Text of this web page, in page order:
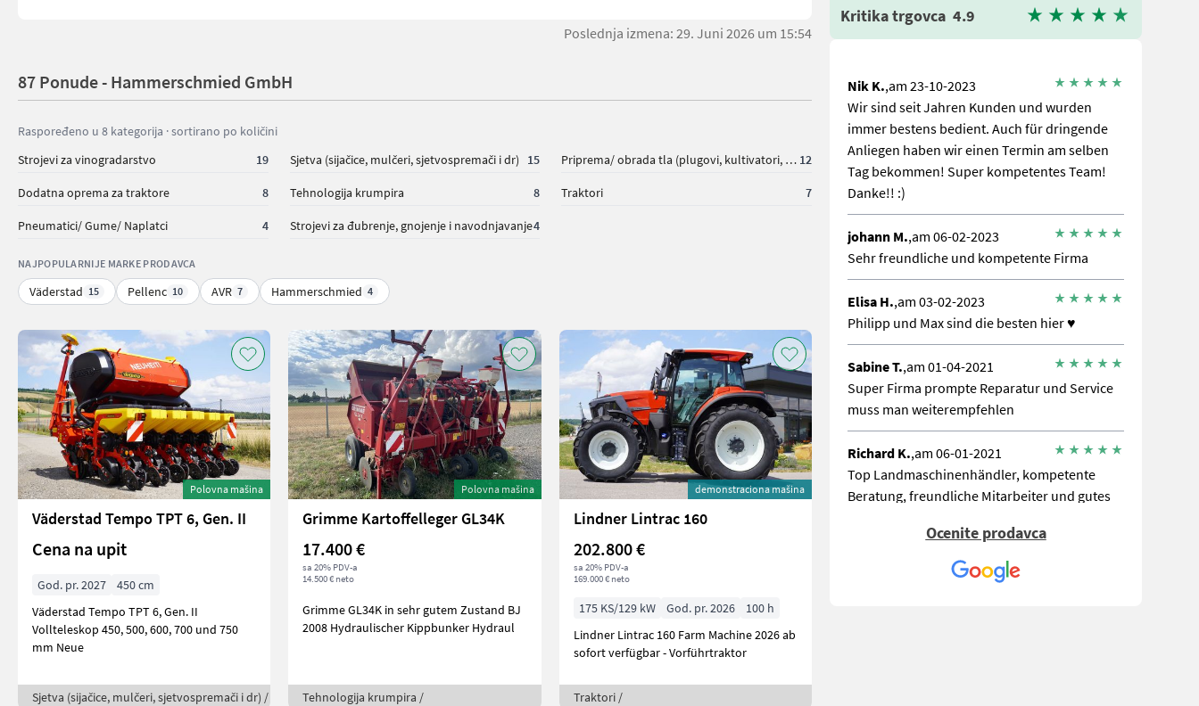
Poslednja izmena: 29. Juni 2026 um 15:54
87 Ponude - Hammerschmied GmbH
Raspoređeno u 8 kategorija · sortirano po količini
Strojevi za vinogradarstvo
19 Sjetva (sijačice, mulčeri, sjetvospremači i dr) 15 Priprema/ obrada tla (plugovi, kultivatori, tanjurače i dr.) 12
Dodatna oprema za traktore 8 Tehnologija krumpira 8 Traktori 7
Pneumatici/ Gume/ Naplatci 4 Strojevi za đubrenje, gnojenje i navodnjavanje4
NAJPOPULARNIJE MARKE PRODAVCA
Väderstad 15 Pellenc 10 AVR 7 Hammerschmied 4
Polovna mašina
Väderstad Tempo TPT 6, Gen. II
Cena na upit
God. pr. 2027
450 cm
Väderstad Tempo TPT 6, Gen. II
Vollteleskop 450, 500, 600, 700 und 750
mm Neue
Sjetva (sijačice, mulčeri, sjetvospremači i dr) /
Polovna mašina
Grimme Kartoffelleger GL34K
17.400 €
sa 20% PDV-a
14.500 € neto
Grimme GL34K in sehr gutem Zustand BJ
2008 Hydraulischer Kippbunker Hydraul
Tehnologija krumpira /
demonstraciona mašina
Lindner Lintrac 160
202.800 €
sa 20% PDV-a
169.000 € neto
175 KS/129 kW God. pr. 2026
100 h
Lindner Lintrac 160 Farm Machine 2026 ab
sofort verfügbar - Vorführtraktor
Traktori /
Kritika trgovca 4.9
Nik K.,am 23-10-2023
Wir sind seit Jahren Kunden und wurden
immer bestens bedient. Auch für dringende
Anliegen haben wir einen Termin am selben
Tag bekommen! Super kompetentes Team!
Danke!! :)
johann M.,am 06-02-2023
Sehr freundliche und kompetente Firma
Elisa H.,am 03-02-2023
Philipp und Max sind die besten hier ♥️
Sabine T.,am 01-04-2021
Super Firma prompte Reparatur und Service
muss man weiterempfehlen
Richard K.,am 06-01-2021
Top Landmaschinenhändler, kompetente
Beratung, freundliche Mitarbeiter und gutes
Ocenite prodavca